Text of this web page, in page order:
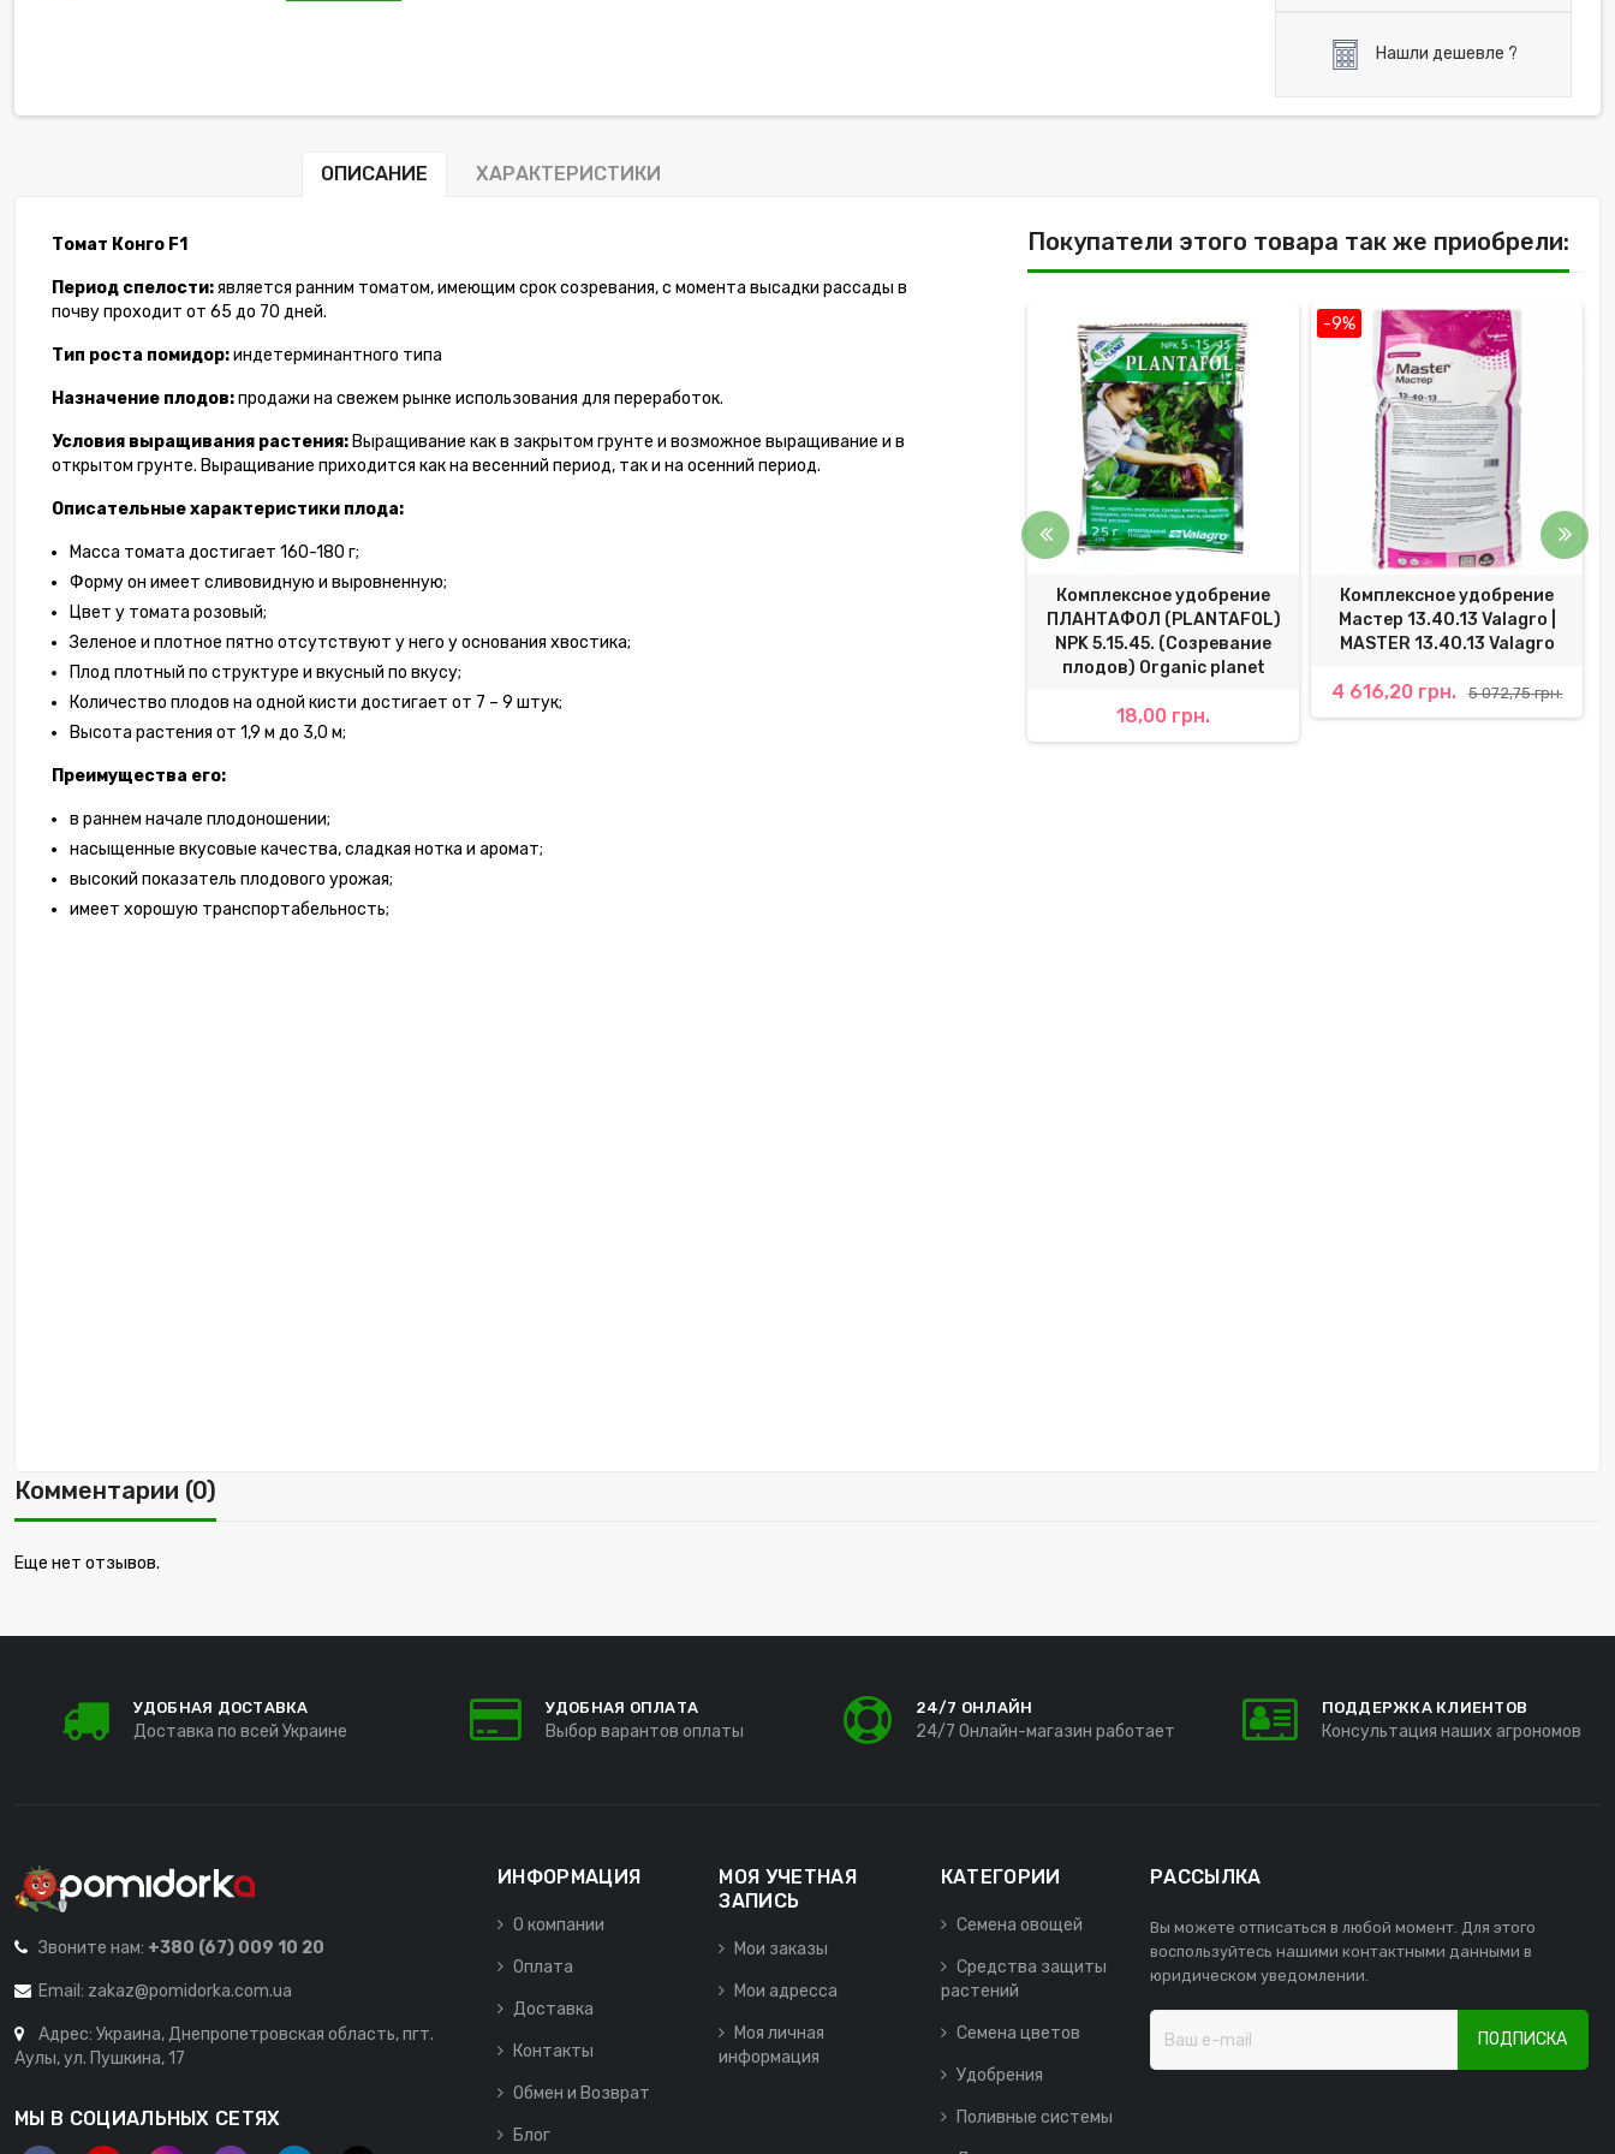
Нашли дешевле ?
ОПИСАНИЕ ХАРАКТЕРИСТИКИ
Томат Конго F1
Период спелости:является ранним томатом, имеющим срок созревания, с момента высадки рассады в
почву проходит от 65 до 70 дней.
Тип роста помидор:индетерминантного типа
Назначение плодов:продажи на свежем рынке использования для переработок.
Условия выращивания растения: Выращивание как в закрытом грунте и возможное выращивание и в
открытом грунте. Выращивание приходится как на весенний период, так и на осенний период.
Описательные характеристики плода:
Масса томата достигает 160-180 г;
Форму он имеет сливовидную и выровненную;
Цвет у томата розовый;
Зеленое и плотное пятно отсутствуют у него у основания хвостика;
Плод плотный по структуре и вкусный по вкусу;
Количество плодов на одной кисти достигает от 7 – 9 штук;
Высота растения от 1,9 м до 3,0 м;
Преимущества его:
в раннем начале плодоношении;
насыщенные вкусовые качества, сладкая нотка и аромат;
высокий показатель плодового урожая;
имеет хорошую транспортабельность;
Покупатели этого товара так же приобрели:
3 123,43 грн.
Комплексное удобрение
ПЛАНТАФОЛ (PLANTAFOL)
NPK 5.15.45. (Созревание
плодов) Organic planet
18,00 грн.
-9%
Комплексное удобрение
Мастер 13.40.13 Valagro |
MASTER 13.40.13 Valagro
4 616,20 грн. 5 072,75 грн.
Комментарии (0)
Еще нет отзывов.
УДОБНАЯ ДОСТАВКА
Доставка по всей Украине
УДОБНАЯ ОПЛАТА
Выбор варантов оплаты
24/7 ОНЛАЙН
24/7 Онлайн-магазин работает
ПОДДЕРЖКА КЛИЕНТОВ
Консультация наших агрономов
Звоните нам: +380 (67) 009 10 20
Email: zakaz@pomidorka.com.ua
Адрес: Украина, Днепропетровская область, пгт.
Аулы, ул. Пушкина, 17
МЫ В СОЦИАЛЬНЫХ СЕТЯХ
ИНФОРМАЦИЯ
О компании
Оплата
Доставка
Контакты
Обмен и Возврат
Блог
МОЯ УЧЕТНАЯ
ЗАПИСЬ
Мои заказы
Мои адресса
Моя личная
информация
КАТЕГОРИИ
Семена овощей
Средства защиты
растений
Семена цветов
Удобрения
Поливные системы
РАССЫЛКА
Вы можете отписаться в любой момент. Для этого
воспользуйтесь нашими контактными данными в
юридическом уведомлении.
ПОДПИСКА